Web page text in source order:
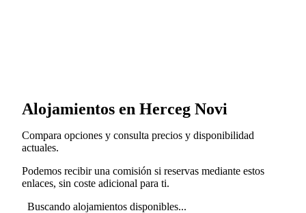
Alojamientos en Herceg Novi
Compara opciones y consulta precios y disponibilidad
actuales.
Podemos recibir una comisión si reservas mediante estos
enlaces, sin coste adicional para ti.
Buscando alojamientos disponibles...